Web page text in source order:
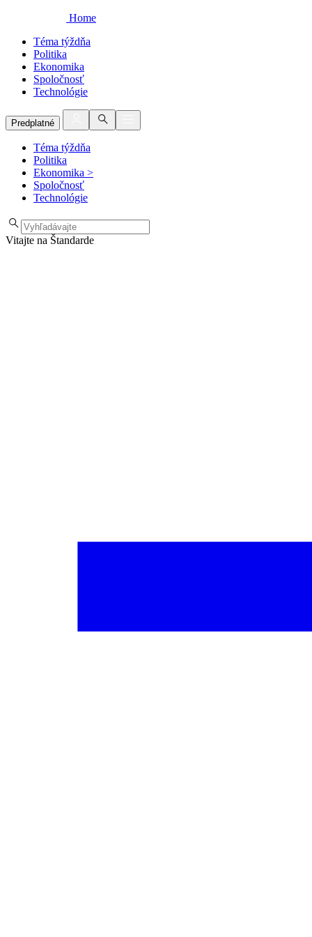
Home
Téma týždňa
Politika
Ekonomika
Spoločnosť
Technológie
Predplatné
Téma týždňa
Politika
Ekonomika >
Spoločnosť
Technológie
Vitajte na Štandarde